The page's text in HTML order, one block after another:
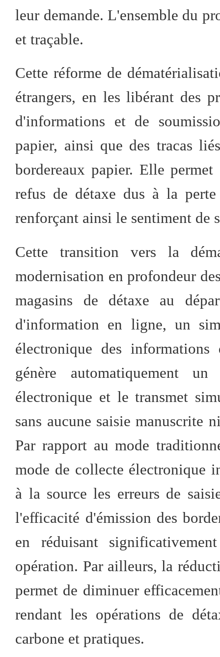
leur demande. L'ensemble du
et traçable.
Cette réforme de
étrangers, en les libérant des
d'informations et de
papier, ainsi que des tracas
bordereaux papier. Elle
refus de détaxe dus à la
renforçant ainsi le sentiment de
Cette transition vers la
modernisation en profondeur
magasins de détaxe au
d'information en ligne, un
électronique des
génère automatiquement
électronique et le transmet
sans aucune saisie manuscrite
Par rapport au mode
mode de collecte électronique
à la source les erreurs de
l'efficacité d'émission des
en réduisant
opération. Par ailleurs, la
permet de diminuer
rendant les opérations de
carbone et pratiques.